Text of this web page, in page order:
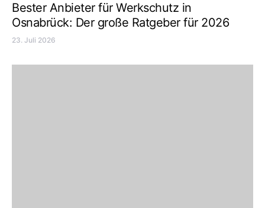
Bester Anbieter für Werkschutz in
Osnabrück: Der große Ratgeber für 2026
23. Juli 2026